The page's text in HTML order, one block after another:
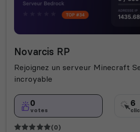
Novarcis RP
Rejoignez un serveur Minecraft
incroyable
0
votes
6
(0)